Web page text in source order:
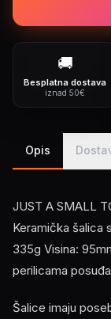
🚚
Besplatna dostava
iznad 50€
Opis
JUST A SMALL
Keramička šalica
335g Visina:
perilicama
Šalice imaju